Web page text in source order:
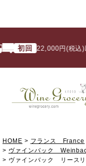
回 22,000円(税込)以上で
HOME フランス France
ヴァインバック
ヴァインバック リース